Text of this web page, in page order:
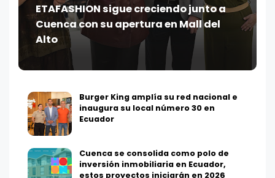
ETAFASHION sigue creciendo junto a
Cuenca con su apertura en Mall del
Alto
Burger King amplía su red nacional e
inaugura su local número 30 en
Ecuador
Cuenca se consolida como polo de
inversión inmobiliaria en Ecuador,
estos proyectos iniciarán en 2026